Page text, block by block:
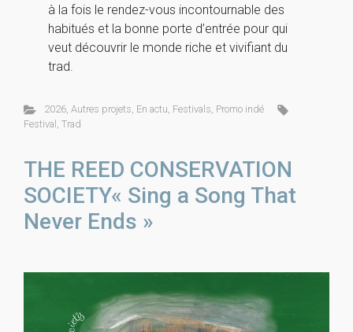
à la fois le rendez-vous incontournable des
habitués et la bonne porte d’entrée pour qui
veut découvrir le monde riche et vivifiant du
trad.
2026, Autres projets, En actu, Festivals, Promo indé
Festival , Trad
THE REED CONSERVATION
SOCIETY« Sing a Song That
Never Ends »